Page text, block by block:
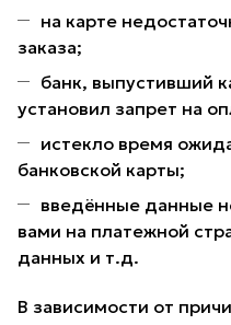
на карте
заказа;
банк, выпустивший
установил запрет на
истекло время
банковской карты;
введённые данные
вами на платежной
данных и т.д.
В зависимости от